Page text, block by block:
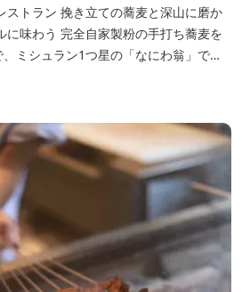
麦と深山に磨か
の手打ち蕎麦を
ミシュラン1つ星の「なにわ翁」で研
した「そば切り石垣」。 翁伝統の完全
襲し、蕎麦と酒をシンプルに楽しむ店
香りを存分に引き出す、湯の山温泉の